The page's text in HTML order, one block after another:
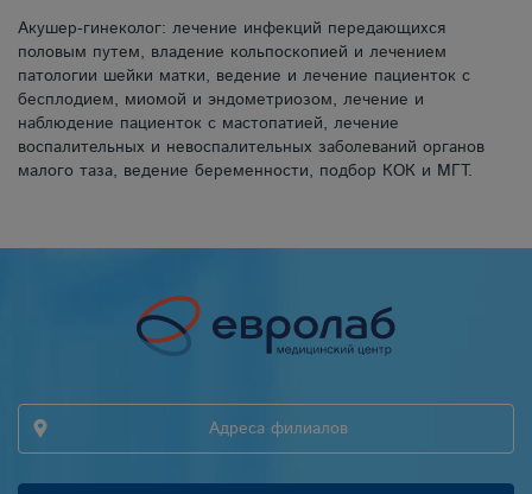
Акушер-гинеколог: лечение инфекций передающихся
половым путем, владение кольпоскопией и лечением
патологии шейки матки, ведение и лечение пациенток с
бесплодием, миомой и эндометриозом, лечение и
наблюдение пациенток с мастопатией, лечение
воспалительных и невоспалительных заболеваний органов
малого таза, ведение беременности, подбор КОК и МГТ.
Адреса филиалов